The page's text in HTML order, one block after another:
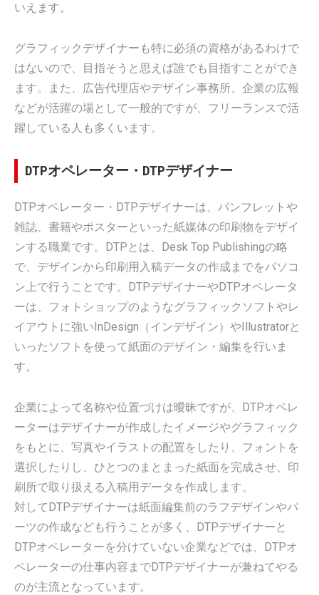
いえます。
グラフィックデザイナーも特に必須の資格があるわけで
はないので、目指そうと思えば誰でも目指すことができ
ます。また、広告代理店やデザイン事務所、企業の広報
などが活躍の場として一般的ですが、フリーランスで活
躍している人も多くいます。
DTPオペレーター・DTPデザイナー
DTPオペレーター・DTPデザイナーは、パンフレットや
雑誌、書籍やポスターといった紙媒体の印刷物をデザイ
ンする職業です。DTPとは、Desk Top Publishingの略
で、デザインから印刷用入稿データの作成までをパソコ
ン上で行うことです。DTPデザイナーやDTPオペレータ
ーは、フォトショップのようなグラフィックソフトやレ
イアウトに強いInDesign（インデザイン）やIllustratorと
いったソフトを使って紙面のデザイン・編集を行いま
す。
企業によって名称や位置づけは曖昧ですが、DTPオペレ
ーターはデザイナーが作成したイメージやグラフィック
をもとに、写真やイラストの配置をしたり、フォントを
選択したりし、ひとつのまとまった紙面を完成させ、印
刷所で取り扱える入稿用データを作成します。
対してDTPデザイナーは紙面編集前のラフデザインやパ
ーツの作成なども行うことが多く、DTPデザイナーと
DTPオペレーターを分けていない企業などでは、DTPオ
ペレーターの仕事内容までDTPデザイナーが兼ねてやる
のが主流となっています。